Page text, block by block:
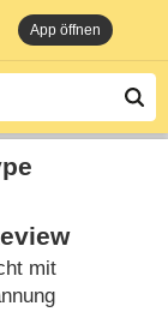
App öffnen
mit